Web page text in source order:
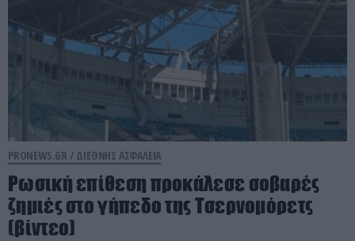
PRONEWS.GR / ΔΙΕΘΝΗΣ ΑΣΦΑΛΕΙΑ
Ρωσική επίθεση προκάλεσε σοβαρές
ζημιές στο γήπεδο της Τσερνομόρετς
(βίντεο)